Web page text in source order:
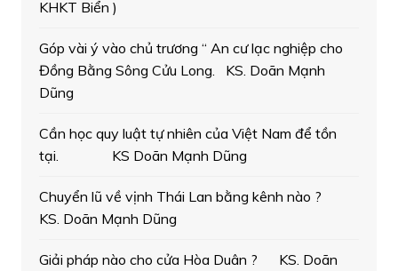
KHKT Biển )
Góp vài ý vào chủ trương “ An cư lạc nghiệp cho
Đồng Bằng Sông Cửu Long. KS. Doãn Mạnh
Dũng
Cần học quy luật tự nhiên của Việt Nam để tồn
tại. KS Doãn Mạnh Dũng
Chuyển lũ về vịnh Thái Lan bằng kênh nào ?
KS. Doãn Mạnh Dũng
Giải pháp nào cho cửa Hòa Duân ? KS. Doãn